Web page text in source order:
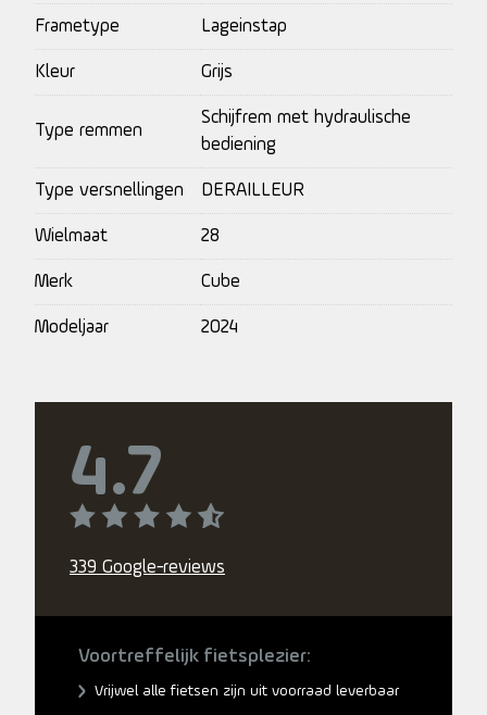
Frametype Lageinstap
Kleur Grijs
Type remmen
Schijfrem met hydraulische
bediening
Type versnellingen DERAILLEUR
Wielmaat 28
Merk Cube
Modeljaar 2024
4.7
339 Google-reviews
Voortreffelijk fietsplezier:
Vrijwel alle fietsen zijn uit voorraad leverbaar